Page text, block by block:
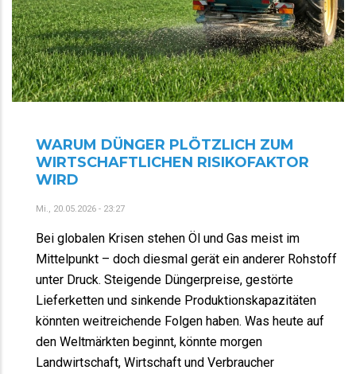
WARUM DÜNGER PLÖTZLICH ZUM
WIRTSCHAFTLICHEN RISIKOFAKTOR
WIRD
Mi., 20.05.2026 - 23:27
Bei globalen Krisen stehen Öl und Gas meist im
Mittelpunkt – doch diesmal gerät ein anderer Rohstoff
unter Druck. Steigende Düngerpreise, gestörte
Lieferketten und sinkende Produktionskapazitäten
könnten weitreichende Folgen haben. Was heute auf
den Weltmärkten beginnt, könnte morgen
Landwirtschaft, Wirtschaft und Verbraucher